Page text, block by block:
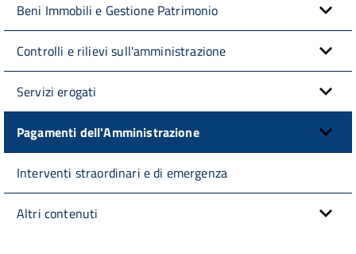
Beni Immobili e Gestione Patrimonio
Controlli e rilievi sull'amministrazione
Servizi erogati
Pagamenti dell'Amministrazione
Interventi straordinari e di emergenza
Altri contenuti